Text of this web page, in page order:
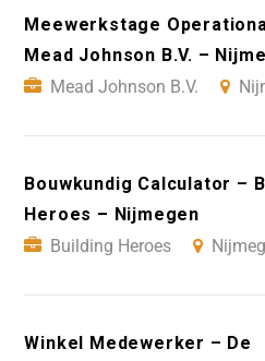
Meewerkstage
Mead Johnson B.V. –
Mead Johnson B.V.
Bouwkundig Calculator –
Heroes – Nijmegen
Building Heroes
Winkel Medewerker – De